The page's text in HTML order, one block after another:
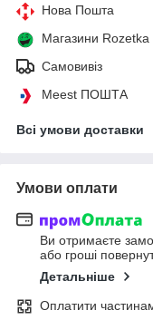
Нова Пошта
Магазини Rozetka
Самовивіз
Meest ПОШТА
Всі умови доставки
Умови оплати
Ви отримаєте
або гроші
Детальніше
Оплатити